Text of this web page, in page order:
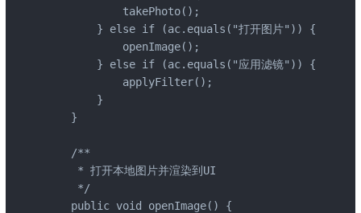
            takePhoto();
        } else if (ac.equals("打开图片")) {
            openImage();
        } else if (ac.equals("应用滤镜")) {
            applyFilter();
        }
    }
    /**
     * 打开本地图片并渲染到UI
     */
    public void openImage() {